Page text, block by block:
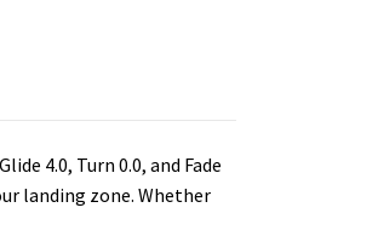
4.0, Turn 0.0, and Fade
landing zone. Whether